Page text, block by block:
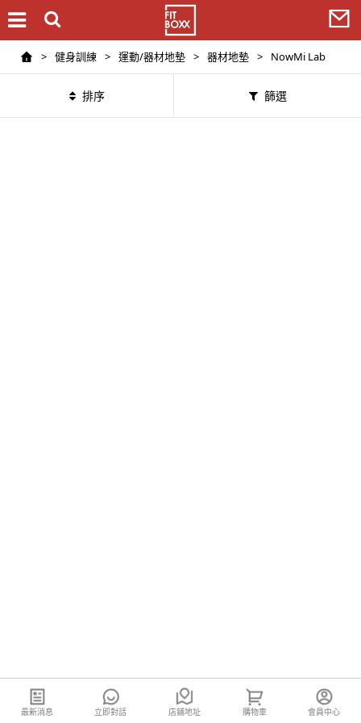
> 健身訓練 > 運動/器材地墊 > 器材地墊 > NowMi Lab
排序 篩選
最新消息 立即對話 店鋪地址 購物車 會員中心